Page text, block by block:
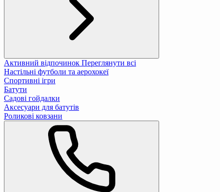
Активний відпочинок Переглянути всі
Настільні футболи та аерохокеї
Спортивні ігри
Батути
Садові гойдалки
Аксесуари для батутів
Роликові ковзани